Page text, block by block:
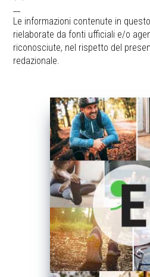
Le informazioni contenute in
rielaborate da fonti ufficiali e/o
riconosciute, nel rispetto del
redazionale.